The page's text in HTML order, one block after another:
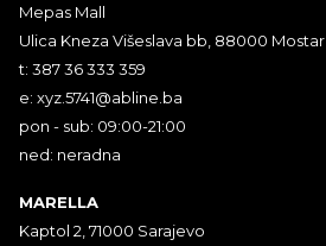
Mepas Mall
Ulica Kneza Višeslava bb, 88000 Mostar
t: 387 36 333 359
e: xyz.5741@abline.ba
pon - sub: 09:00-21:00
ned: neradna
MARELLA
Kaptol 2, 71000 Sarajevo